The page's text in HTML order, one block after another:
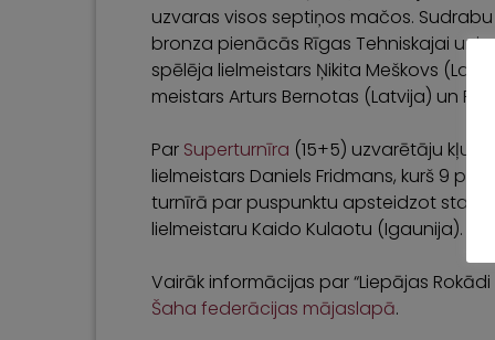
uzvaras visos septiņos mačos. Sudrabu
bronza pienācās Rīgas Tehniskajai
spēlēja lielmeistars Ņikita Meškovs
meistars Arturs Bernotas (Latvija) un
Par Superturnīra (15+5) uzvarētāju
lielmeistars Daniels Fridmans, kurš 9
turnīrā par puspunktu apsteidzot
lielmeistaru Kaido Kulaotu (Igaunija).
Vairāk informācijas par “Liepājas
Šaha federācijas mājaslapā.